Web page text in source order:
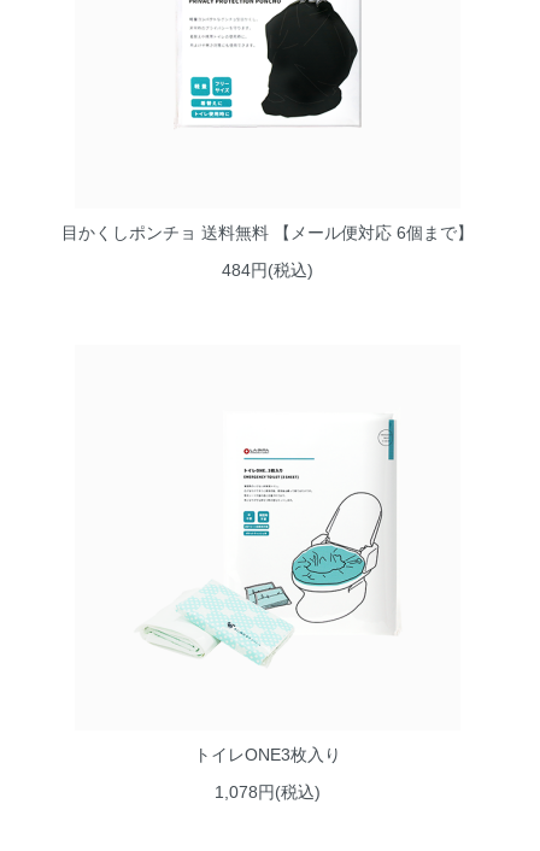
目かくしポンチョ 送料無料 【メール便対応 6個まで】
484円(税込)
トイレONE3枚入り
1,078円(税込)